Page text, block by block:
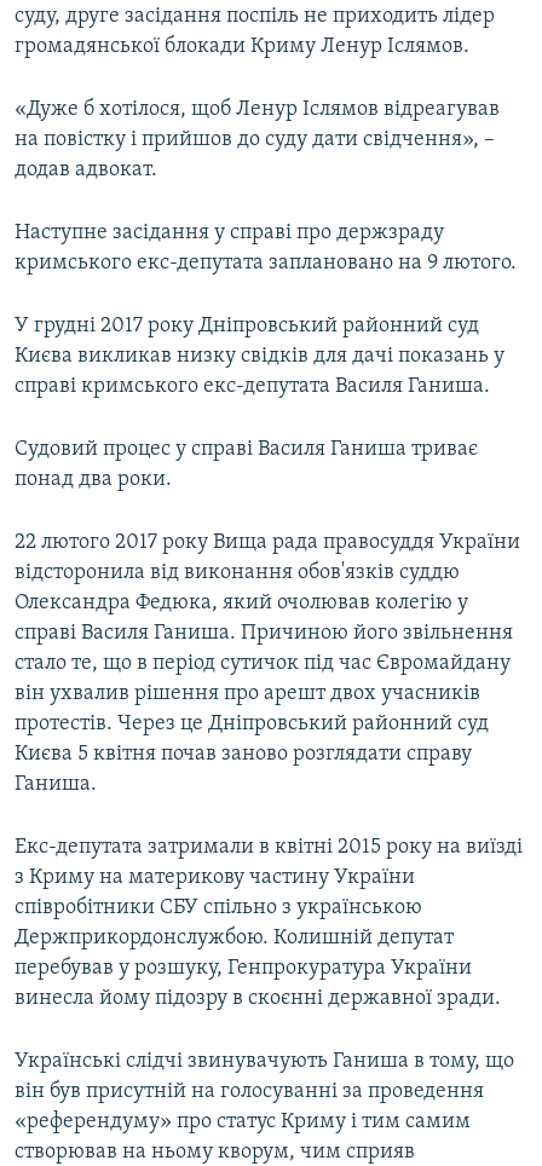
суду, друге засідання поспіль не приходить лідер
громадянської блокади Криму Ленур Іслямов.
«Дуже б хотілося, щоб Ленур Іслямов відреагував
на повістку і прийшов до суду дати свідчення», –
додав адвокат.
Наступне засідання у справі про держзраду
кримського екс-депутата заплановано на 9 лютого.
У грудні 2017 року Дніпровський районний суд
Києва викликав низку свідків для дачі показань у
справі кримського екс-депутата Василя Ганиша.
Судовий процес у справі Василя Ганиша триває
понад два роки.
22 лютого 2017 року Вища рада правосуддя України
відсторонила від виконання обов'язків суддю
Олександра Федюка, який очолював колегію у
справі Василя Ганиша. Причиною його звільнення
стало те, що в період сутичок під час Євромайдану
він ухвалив рішення про арешт двох учасників
протестів. Через це Дніпровський районний суд
Києва 5 квітня почав заново розглядати справу
Ганиша.
Екс-депутата затримали в квітні 2015 року на виїзді
з Криму на материкову частину України
співробітники СБУ спільно з українською
Держприкордонслужбою. Колишній депутат
перебував у розшуку, Генпрокуратура України
винесла йому підозру в скоєнні державної зради.
Українські слідчі звинувачують Ганиша в тому, що
він був присутній на голосуванні за проведення
«референдуму» про статус Криму і тим самим
створював на ньому кворум, чим сприяв